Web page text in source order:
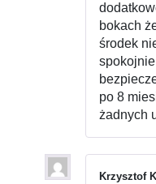
bokach
środek
po 8
żadnych
Krzysztof